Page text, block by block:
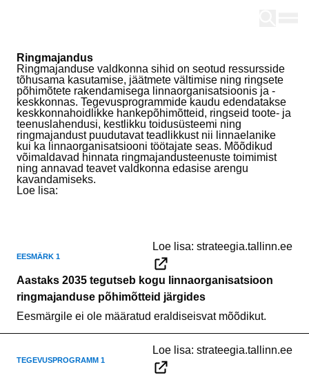
Ringmajandus
Ringmajanduse valdkonna sihid on seotud ressursside
tõhusama kasutamise, jäätmete vältimise ning ringsete
põhimõtete rakendamisega linnaorganisatsioonis ja -
keskkonnas. Tegevusprogrammide kaudu edendatakse
keskkonnahoidlikke hankepõhimõtteid, ringseid toote- ja
teenuslahendusi, kestlikku toidusüsteemi ning
ringmajandust puudutavat teadlikkust nii linnaelanike
kui ka linnaorganisatsiooni töötajate seas. Mõõdikud
võimaldavad hinnata ringmajandusteenuste toimimist
ning annavad teavet valdkonna edasise arengu
kavandamiseks.
Loe lisa:
Eesmärk 1
Loe lisa: strateegia.tallinn.ee
Aastaks 2035 tegutseb kogu linnaorganisatsioon
ringmajanduse põhimõtteid järgides
Eesmärgile ei ole määratud eraldiseisvat mõõdikut.
Tegevusprogramm 1
Loe lisa: strateegia.tallinn.ee